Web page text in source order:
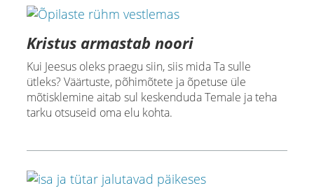
Kristus armastab noori
Kui Jeesus oleks praegu siin, siis mida Ta sulle
ütleks? Väärtuste, põhimõtete ja õpetuse üle
mõtisklemine aitab sul keskenduda Temale ja teha
tarku otsuseid oma elu kohta.